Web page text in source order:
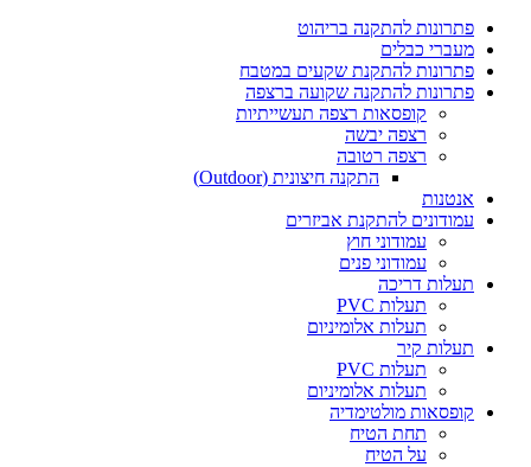
פתרונות להתקנה בריהוט
מעברי כבלים
פתרונות להתקנת שקעים במטבח
פתרונות להתקנה שקועה ברצפה
קופסאות רצפה תעשייתיות
רצפה יבשה
רצפה רטובה
התקנה חיצונית (Outdoor)
אנטנות
עמודונים להתקנת אביזרים
עמודוני חוץ
עמודוני פנים
תעלות דריכה
תעלות PVC
תעלות אלומיניום
תעלות קיר
תעלות PVC
תעלות אלומיניום
קופסאות מולטימדיה
תחת הטיח
על הטיח